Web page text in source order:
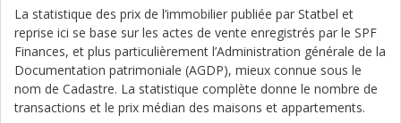
La statistique des prix de l’immobilier publiée par Statbel et
reprise ici se base sur les actes de vente enregistrés par le SPF
Finances, et plus particulièrement l’Administration générale de la
Documentation patrimoniale (AGDP), mieux connue sous le
nom de Cadastre. La statistique complète donne le nombre de
transactions et le prix médian des maisons et appartements.